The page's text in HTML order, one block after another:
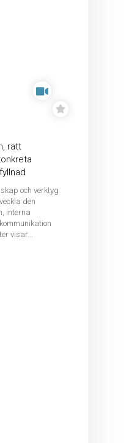
rätt
och verktyg
den
interna
visar...